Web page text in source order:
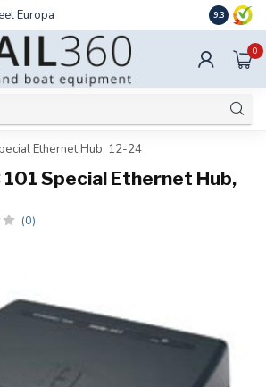
Europa Ook
9.3
0
Ethernet Hub, 12-24
101 Special Ethernet Hub,
(0)